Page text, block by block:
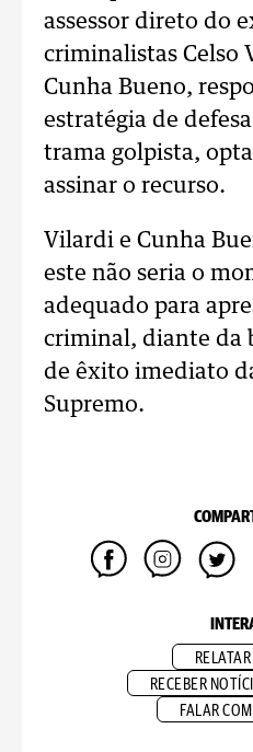
assessor direto do
criminalistas Celso
Cunha Bueno,
estratégia de
trama golpista,
assinar o recurso.
Vilardi e Cunha
este não seria o
adequado para
criminal, diante da
de êxito imediato
Supremo.
RECEBER
FALAR